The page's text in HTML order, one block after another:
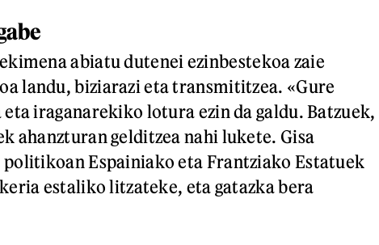
ekimena abiatu dutenei ezinbestekoa zaie
landu, biziarazi eta transmititzea. «Gure
iraganarekiko lotura ezin da galdu. Batzuek,
ahanzturan gelditzea nahi lukete. Gisa
Espainiako eta Frantziako Estatuek
estaliko litzateke, eta gatazka bera